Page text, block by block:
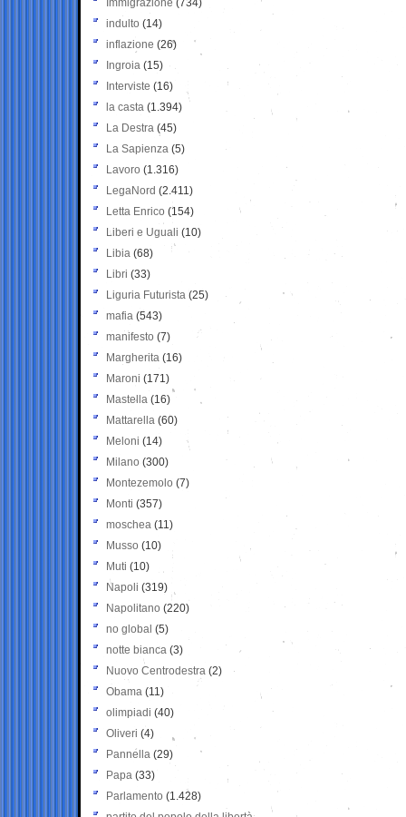
Immigrazione (734)
indulto (14)
inflazione (26)
Ingroia (15)
Interviste (16)
la casta (1.394)
La Destra (45)
La Sapienza (5)
Lavoro (1.316)
LegaNord (2.411)
Letta Enrico (154)
Liberi e Uguali (10)
Libia (68)
Libri (33)
Liguria Futurista (25)
mafia (543)
manifesto (7)
Margherita (16)
Maroni (171)
Mastella (16)
Mattarella (60)
Meloni (14)
Milano (300)
Montezemolo (7)
Monti (357)
moschea (11)
Musso (10)
Muti (10)
Napoli (319)
Napolitano (220)
no global (5)
notte bianca (3)
Nuovo Centrodestra (2)
Obama (11)
olimpiadi (40)
Oliveri (4)
Pannella (29)
Papa (33)
Parlamento (1.428)